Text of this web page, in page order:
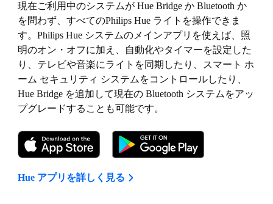
現在ご利用中のシステムが Hue Bridge か Bluetooth か
を問わず、すべてのPhilips Hue ライトを操作できま
す。Philips Hue システムのメインアプリを使えば、照
明のオン・オフに加え、自動化やタイマーを設定した
り、テレビや音楽にライトを同期したり、スマート ホ
ーム セキュリティ システムをコントロールしたり、
Hue Bridge を追加して現在の Bluetooth システムをアッ
プグレードすることも可能です。
Hue アプリを詳しく見る